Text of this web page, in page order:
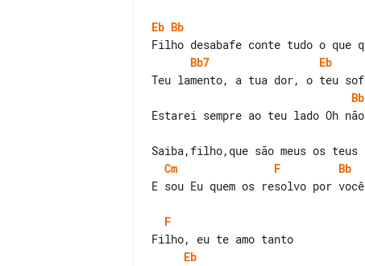
Eb Bb
Bb7
Eb
Bb
Cm
F
Bb
E sou Eu quem os resolvo por você
F
Eb